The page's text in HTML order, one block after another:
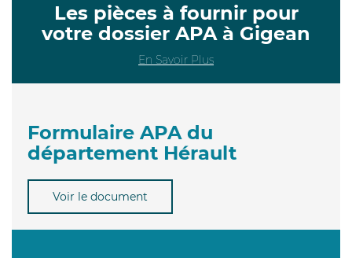
Les pièces à fournir pour
votre dossier APA à Gigean
En Savoir Plus
Formulaire APA du
département Hérault
Voir le document